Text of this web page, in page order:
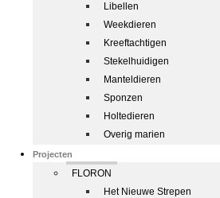
Libellen
Weekdieren
Kreeftachtigen
Stekelhuidigen
Manteldieren
Sponzen
Holtedieren
Overig marien
Projecten
FLORON
Het Nieuwe Strepen